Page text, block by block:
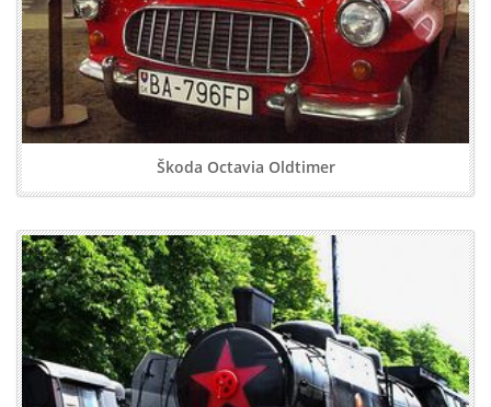
Škoda Octavia Oldtimer